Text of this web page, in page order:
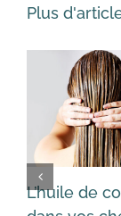
Plus
L’huile de